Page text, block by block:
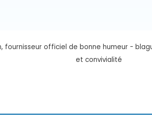
fournisseur officiel de bonne humeur -
et convivialité